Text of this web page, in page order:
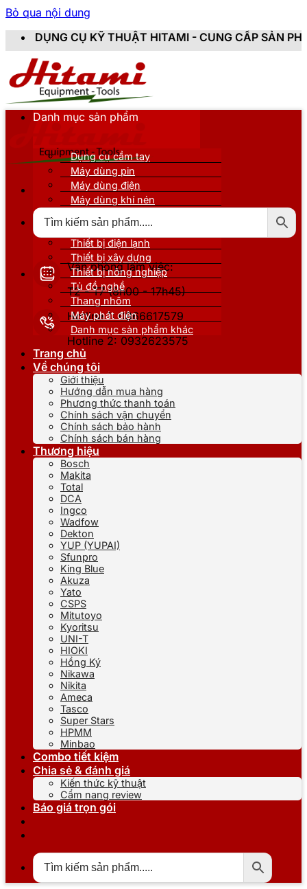
Bỏ qua nội dung
KỸ THUẬT HITAMI - CUNG CẤP SẢN PHẨM CHÍNH
Văn phòng làm việc:
T2 - T7 (8h00 - 17h45)
Hotline 1: 0866617579
Hotline 2: 0932623575
Danh mục sản phẩm
Dụng cụ cầm tay
Máy dùng pin
Máy dùng điện
Máy dùng khí nén
Thiết bị nâng đỡ
Thiết bị điện lạnh
Thiết bị xây dựng
Thiết bị nông nghiệp
Tủ đồ nghề
Thang nhôm
Máy phát điện
Danh mục sản phẩm khác
Trang chủ
Về chúng tôi
Giới thiệu
Hướng dẫn mua hàng
Phương thức thanh toán
Chính sách vận chuyển
Chính sách bảo hành
Chính sách bán hàng
Thương hiệu
Bosch
Makita
Total
DCA
Ingco
Wadfow
Dekton
YUP (YUPAI)
Sfunpro
King Blue
Akuza
Yato
CSPS
Mitutoyo
Kyoritsu
UNI-T
HIOKI
Hồng Ký
Nikawa
Nikita
Ameca
Tasco
Super Stars
HPMM
Minbao
Combo tiết kiệm
Chia sẻ & đánh giá
Kiến thức kỹ thuật
Cẩm nang review
Báo giá trọn gói